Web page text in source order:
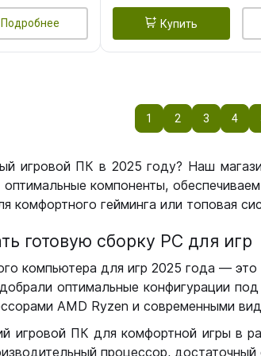
Подробнее Купить
1 2 3 4
игровой ПК в 2025 году? Наш
компоненты,
комфортного гейминга или топовая
готовую сборку РС для игр
компьютера для игр 2025 года —
оптимальные конфигурации
AMD Ryzen и современными
игровой ПК для комфортной игры в
процессор,